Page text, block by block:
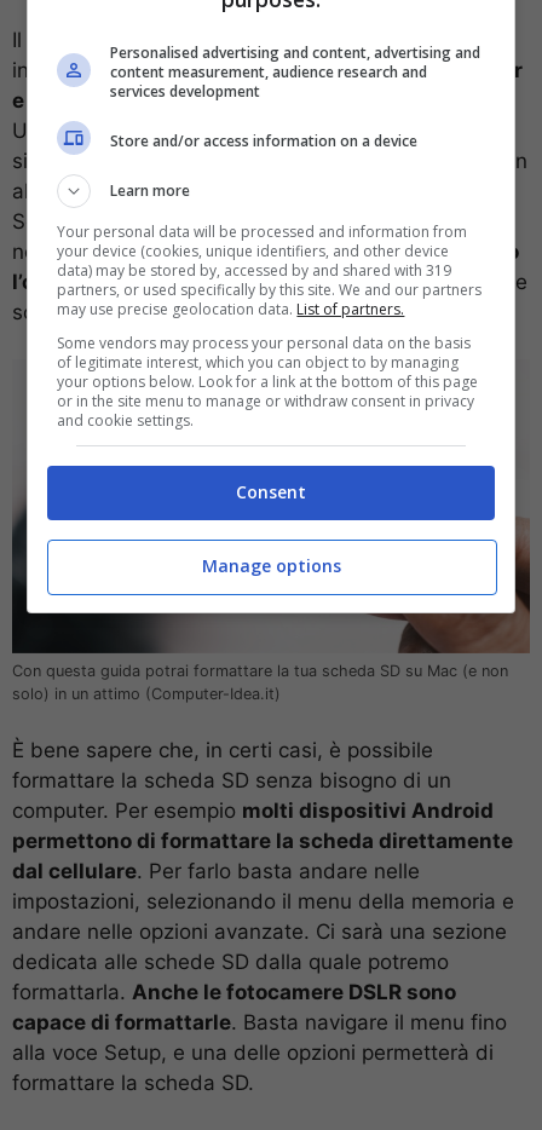
Il processo non è troppo diverso su Mac. Una volta
inserita la scheda SD dovremo aprireil menu Finder
e andare nella tabella “Vai”
Utilità. Qui ci sarà un menu sull’utilizzo dei dischi. A
sinistra vedremo la nostra scheda SD. Cliccandoci, in
alto al centro ci sarà un pulsante “Cancella”.
Selezionandolo avremo l’opzione per formattare. Da
notare che, se la scheda SD supera i 64GB,avremo
l’opzione di formattarla in ExFAT. Per quelle da 32 e
sotto resta l’opzione per formattarla in FAT.
Con questa guida potrai formattare la tua scheda SD su Mac (e non
solo) in un attimo (Computer-Idea.it)
È bene sapere che, in certi casi, è possibile
formattare la scheda SD senza bisogno di un
computer. Per esempio molti dispositivi Android
permettono di formattare la scheda direttamente
dal cellulare. Per farlo basta andare nelle
impostazioni, selezionando il menu della memoria e
andare nelle opzioni avanzate. Ci sarà una sezione
dedicata alle schede SD dalla quale potremo
formattarla. Anche le fotocamere DSLR sono
capace di formattarle. Basta navigare il menu fino
alla voce Setup, e una delle opzioni permetterà di
formattare la scheda SD.
Personalised advertising and content, advertising and
content measurement, audience research and
services development
Store and/or access information on a device
Learn more
Your personal data will be processed and information from
your device (cookies, unique identifiers, and other device
data) may be stored by, accessed by and shared with 319
partners, or used specifically by this site. We and our partners
may use precise geolocation data. List of partners.
Some vendors may process your personal data on the basis
of legitimate interest, which you can object to by managing
your options below. Look for a link at the bottom of this page
or in the site menu to manage or withdraw consent in privacy
and cookie settings.
Consent
Manage options